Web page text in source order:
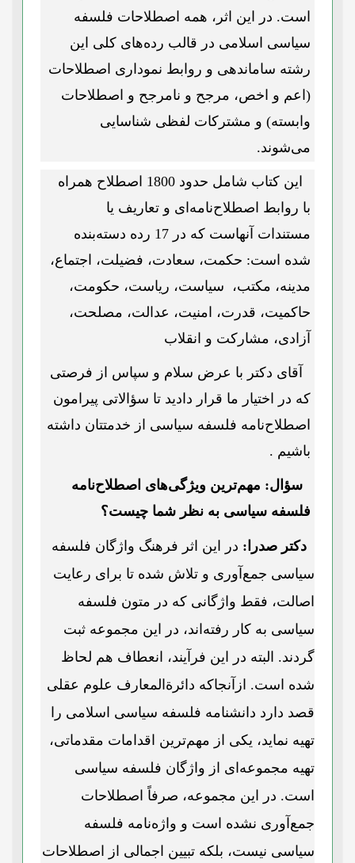
است. در این اثر، همه اصطلاحات فلسفه
سیاسی اسلامی در قالب رده‌های کلی این
رشته ساماندهی و روابط نموداری اصطلاحات
(اعم و اخص، مرجح و نامرجح و اصطلاحات
وابسته) و مشترکات لفظی شناسایی
می‌شوند.
این کتاب شامل حدود 1800 اصطلاح همراه
با روابط اصطلاح‌نامه‌ای و تعاریف یا
مستندات آنهاست که در 17 رده دسته‌بنده
شده است: حکمت، سعادت، فضیلت، اجتماع،
مدینه، مکتب، سیاست، ریاست، حکومت،
حاکمیت، قدرت، امنیت، عدالت، مصلحت،
آزادی، مشارکت و انقلاب
آقای دکتر با عرض سلام و سپاس از فرصتی
که در اختیار ما قرار دادید تا سؤالاتی پیرامون
اصطلاح‌نامه فلسفه سیاسی از خدمتتان داشته
باشیم .
سؤال: مهم‌ترین ویژگی‌های اصطلاح‌نامه
فلسفه سیاسی به نظر شما چیست؟
دکتر صدرا: در این اثر فرهنگ واژگان فلسفه
سیاسی جمع‌آوری و تلاش شده تا برای رعایت
اصالت، فقط واژگانی که در متون فلسفه
سیاسی به کار رفته‌اند، در این مجموعه ثبت
گردند. البته در این فرآیند، انعطاف هم لحاظ
شده است. ازآنجاکه دائرة‌المعارف علوم عقلی
قصد دارد دانشنامه فلسفه سیاسی اسلامی را
تهیه نماید، یکی از مهم‌ترین اقدامات مقدماتی،
تهیه مجموعه‌ای از واژگان فلسفه سیاسی
است. در این مجموعه، صرفاً اصطلاحات
جمع‌آوری نشده است و واژه‌نامه فلسفه
سیاسی نیست، بلکه تبیین اجمالی از اصطلاحات